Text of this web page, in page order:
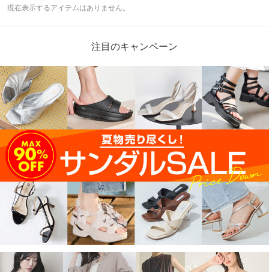
現在表示するアイテムはありません。
注目のキャンペーン